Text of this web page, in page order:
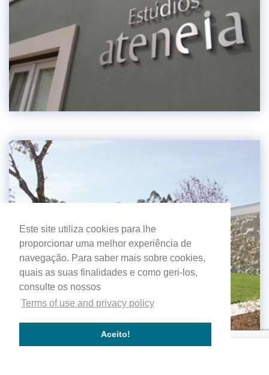
Este site utiliza cookies para lhe
proporcionar uma melhor experiência de
navegação. Para saber mais sobre cookies,
quais as suas finalidades e como geri-los,
consulte os nossos
Terms of use and privacy policy
Aceito!